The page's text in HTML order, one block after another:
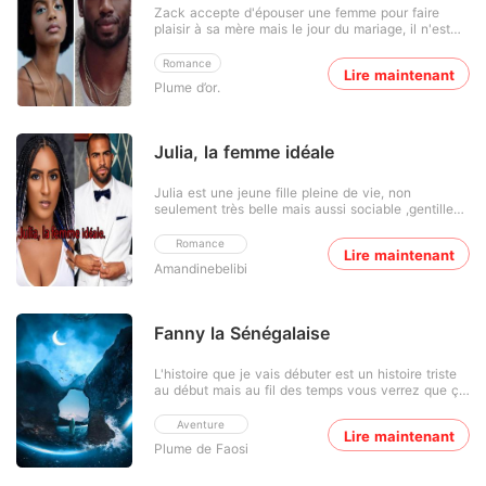
Romance
Plume d’or.
Zack accepte d'épouser une femme pour faire
plaisir à sa mère mais le jour du mariage, il n'est
pour la première fois et il n'en croit pas ses yeux
parce que...
Lire maintenant
Julia, la femme idéale
Romance
Amandinebelibi
Julia est une jeune fille pleine de vie, non
seulement très belle mais aussi sociable ,gentille
sourira grâce à l'amour . Elle sera la femme idéale
de l'homme qu'elle choisira .
Lire maintenant
Fanny la Sénégalaise
Aventure
Plume de Faosi
L'histoire que je vais débuter est un histoire triste
au début mais au fil des temps vous verrez que ça
Sénégalaise qui beaucoup souffert dans sa vie ,
même si cette souffrance a durée pour longtemps
Dieu à quand même exaucé sa prière .👇👇👇
Lire maintenant